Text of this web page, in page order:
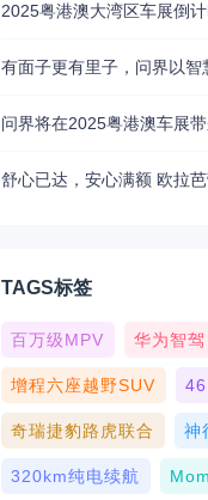
有面子更有里子，问界以
舒心已达，安心满额 欧拉
TAGS标签
百万级MPV 华为智驾
增程六座越野SUV
奇瑞捷豹路虎联合 神
320km纯电续航